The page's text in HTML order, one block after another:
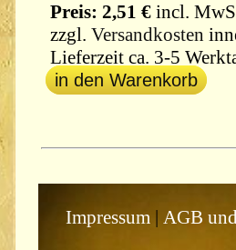
Preis: 2,51 €incl.
zzgl. Versandkosten
Lieferzeit ca. 3-5
in den Warenkorb
Impressum| AGB